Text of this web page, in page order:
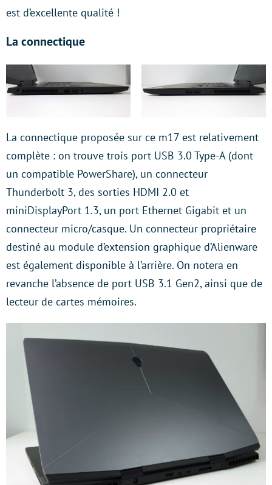
est d’excellente qualité !
La connectique
La connectique proposée sur ce m17 est relativement
complète : on trouve trois port USB 3.0 Type-A (dont
un compatible PowerShare), un connecteur
Thunderbolt 3, des sorties HDMI 2.0 et
miniDisplayPort 1.3, un port Ethernet Gigabit et un
connecteur micro/casque. Un connecteur propriétaire
destiné au module d’extension graphique d’Alienware
est également disponible à l’arrière. On notera en
revanche l’absence de port USB 3.1 Gen2, ainsi que de
lecteur de cartes mémoires.